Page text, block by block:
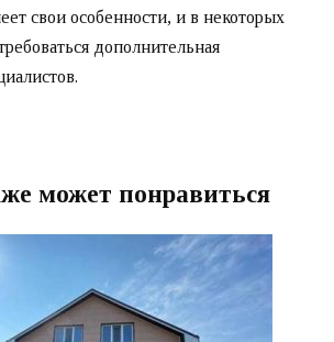
свои особенности, и в некоторых
дополнительная
может понравиться